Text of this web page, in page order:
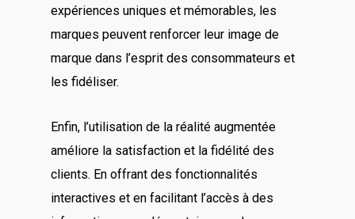
expériences uniques et mémorables, les
marques peuvent renforcer leur image de
marque dans l’esprit des consommateurs et
les fidéliser.
Enfin, l’utilisation de la réalité augmentée
améliore la satisfaction et la fidélité des
clients. En offrant des fonctionnalités
interactives et en facilitant l’accès à des